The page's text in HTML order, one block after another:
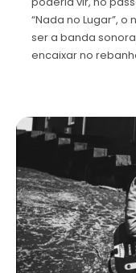
“Nada no Lugar”,
ser a banda
encaixar no